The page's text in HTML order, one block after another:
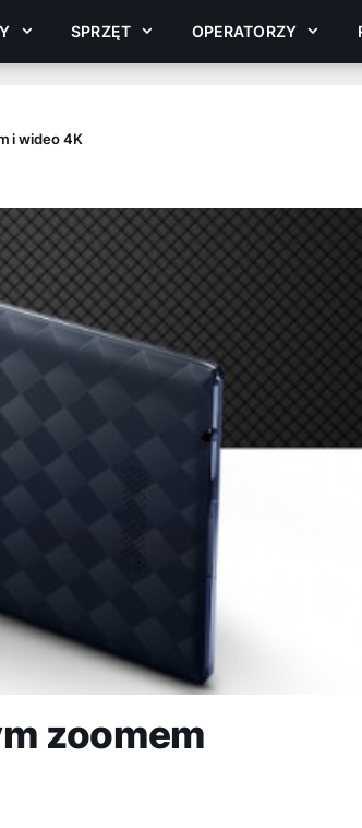
SPRZĘT OPERATORZY
i wideo 4K
zoomem